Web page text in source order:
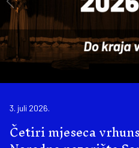
3. juli 2026.
Četiri mjeseca